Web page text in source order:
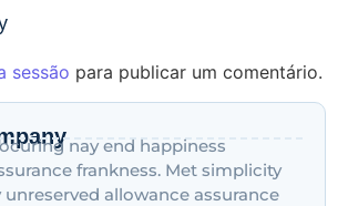
sessão para publicar um comentário.
nay end happiness
frankness. Met simplicity
allowance assurance